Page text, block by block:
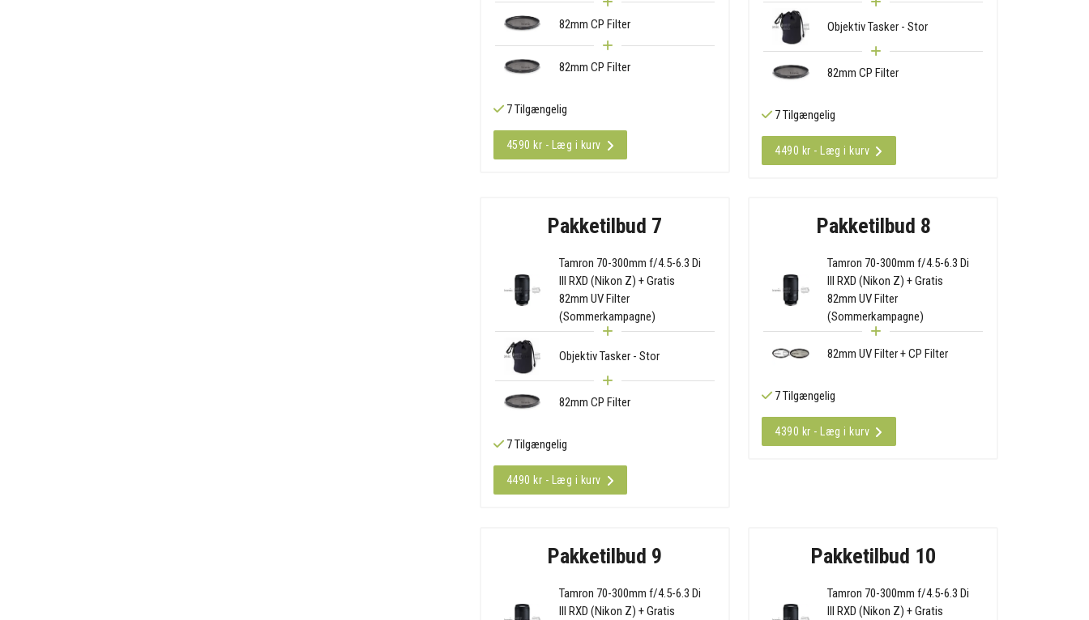
82mm CP Filter
82mm CP Filter
7 Tilgængelig
4590 kr - Læg i kurv
Objektiv Tasker - Stor
82mm CP Filter
7 Tilgængelig
4490 kr - Læg i kurv
Pakketilbud 7
Tamron 70-300mm f/4.5-6.3 Di
III RXD (Nikon Z) + Gratis
82mm UV Filter
(Sommerkampagne)
Objektiv Tasker - Stor
82mm CP Filter
7 Tilgængelig
4490 kr - Læg i kurv
Pakketilbud 8
Tamron 70-300mm f/4.5-6.3 Di
III RXD (Nikon Z) + Gratis
82mm UV Filter
(Sommerkampagne)
82mm UV Filter + CP Filter
7 Tilgængelig
4390 kr - Læg i kurv
Pakketilbud 9
Tamron 70-300mm f/4.5-6.3 Di
III RXD (Nikon Z) + Gratis
Pakketilbud 10
Tamron 70-300mm f/4.5-6.3 Di
III RXD (Nikon Z) + Gratis